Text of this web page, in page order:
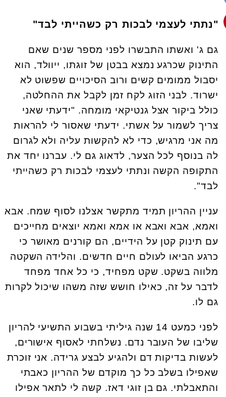
"נתתי לעצמי לבכות רק כשהייתי לבד"
גם ג' ואשתו התבשרו לפני מספר שנים שאם
התינוק שכרגע נמצא בבטן של זוגתו, ייוולד, הוא
יסבול ממומים קשים ורוב הסיכויים שפשוט לא
ישרוד. לבני הזוג לקח זמן לקבל את ההחלטה,
כולל ביקור אצל גנטיקאי מומחה. "ידעתי שאני
צריך לשמור על אשתי. ידעתי שאסור לי להראות
מה אני מרגיש, כדי לא להקשות עליה ולא לגרום
לה בנוסף לכל הצער, לדאוג גם לי. עברנו יחד את
התקופה הקשה ונתתי לעצמי לבכות רק כשהייתי
לבד".
עניין ההריון תמיד מתקשר אצלנו לסוף שמח. אבא
ואמא, אבא ואבא או אמא ואמא יוצאים מחייכים
עם תינוק קטן על הידיים, הם קורנים מאושר כי
כרגע הביאו לעולם חיים חדשים. והלידה השקטה
מלווה בשקט. שקט מפחיד, כי כל אחד מפחד
לדבר על זה, כאילו חושש שזה משהו שיכול לקרות
גם לו.
לפני כמעט 14 שנה גיליתי בשבוע התשיעי להריון
שליבו של העובר נדם. נשלחתי לאסוף אישורים,
לעשות בדיקות דם ולהגיע לבצע גרידה. אני זוכרת
שאפילו בשלב כל כך מוקדם של ההריון כאבתי
והתאבלתי. גם בן זוגי דאז. קשה לי לתאר אפילו